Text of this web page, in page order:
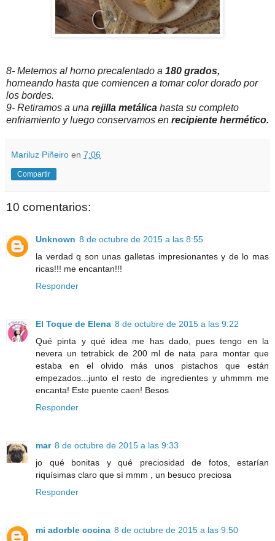
8- Metemos al horno precalentado a 180 grados,
horneando hasta que comiencen a tomar color dorado por
los bordes.
9- Retiramos a una rejilla metálica hasta su completo
enfriamiento y luego conservamos en recipiente hermético.
Mariluz Piñeiro en 7:06
Compartir
10 comentarios:
Unknown 8 de octubre de 2015 a las 8:55
la verdad q son unas galletas impresionantes y de lo mas
ricas!!! me encantan!!!
Responder
El Toque de Elena 8 de octubre de 2015 a las 9:22
Qué pinta y qué idea me has dado, pues tengo en la
nevera un tetrabick de 200 ml de nata para montar que
estaba en el olvido más unos pistachos que están
empezados...junto el resto de ingredientes y uhmmm me
encanta! Este puente caen! Besos
Responder
mar 8 de octubre de 2015 a las 9:33
jo qué bonitas y qué preciosidad de fotos, estarían
riquísimas claro que sí mmm , un besuco preciosa
Responder
mi adorble cocina 8 de octubre de 2015 a las 9:50